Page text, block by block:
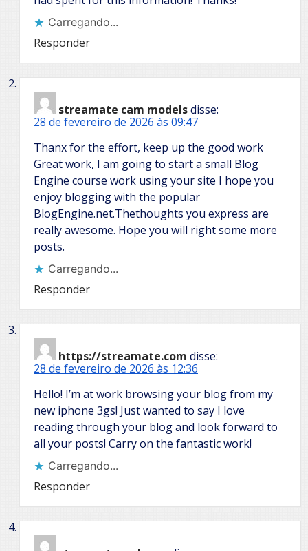
Carregando...
Responder
streamate cam modelsdisse:
28 de fevereiro de 2026 às 09:47
Thanx for the effort, keep up the good work
Great work, I am going to start a small Blog
Engine course work using your site I hope you
enjoy blogging with the popular
BlogEngine.net.Thethoughts you express are
really awesome. Hope you will right some more
posts.
Carregando...
Responder
https://streamate.com disse:
28 de fevereiro de 2026 às 12:36
Hello! I’m at work browsing your blog from my
new iphone 3gs! Just wanted to say I love
reading through your blog and look forward to
all your posts! Carry on the fantastic work!
Carregando...
Responder